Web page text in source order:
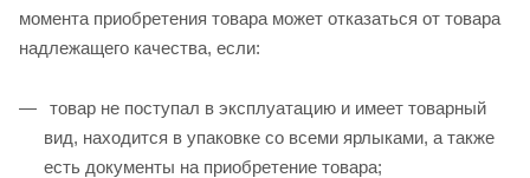
момента приобретения товара может отказаться от товара
надлежащего качества, если:
товар не поступал в эксплуатацию и имеет товарный
вид, находится в упаковке со всеми ярлыками, а также
есть документы на приобретение товара;